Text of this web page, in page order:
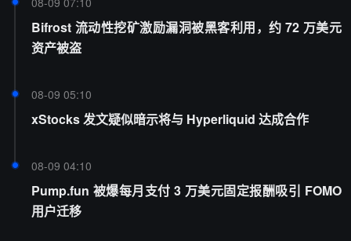
Bifrost 流动性挖矿激励漏洞被黑客利用，约 72 万美元
资产被盗
08-09 05:10
xStocks 发文疑似暗示将与 Hyperliquid 达成合作
08-09 04:10
Pump.fun 被爆每月支付 3 万美元固定报酬吸引 FOMO
用户迁移